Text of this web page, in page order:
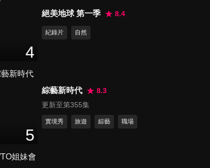
第13集 居服員
52分鐘
4
絕美地球 第一季 8.4
紀錄片 自然
5
綜藝新時代
8.3
更新至第355集
實境秀 旅遊 綜藝 職場